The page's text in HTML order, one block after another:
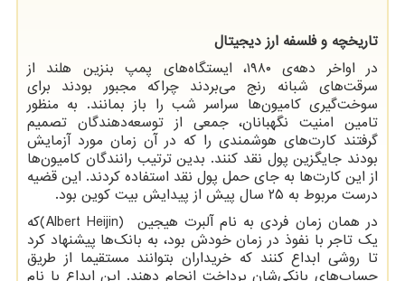
تاریخچه و فلسفه ارز دیجیتال
در اواخر دهه‌ی ۱۹۸۰، ایستگاه‌های پمپ بنزین هلند از
سرقت‌های شبانه رنج می‌بردند چراکه مجبور بودند برای
سوخت‌گیری کامیون‌ها سراسر شب را باز بمانند. به منظور
تامین امنیت نگهبانان، جمعی از توسعه‌دهندگان تصمیم
گرفتند کارت‌های هوشمندی را که در آن زمان مورد آزمایش
بودند جایگزین پول نقد کنند. بدین ترتیب رانندگان کامیون‌ها
از این کارت‌ها به جای حمل پول نقد استفاده کردند. این قضیه
درست مربوط به ۲۵ سال پیش از پیدایش بیت کوین بود.
در همان زمان فردی به نام آلبرت هیجین (Albert Heijin)که
یک تاجر با نفوذ در زمان خودش بود، به بانک‌ها پیشنهاد کرد
تا روشی ابداع کنند که خریداران بتوانند مستقیما از طریق
حساب‌های بانکی‌شان پرداخت انجام دهند. این ابداع با نام